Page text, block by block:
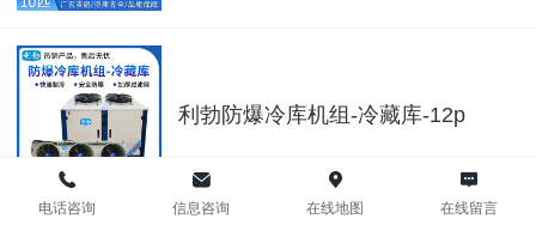
利勃防爆冷库机组-冷藏库-12p
电话咨询 信息咨询 在线地图 在线留言